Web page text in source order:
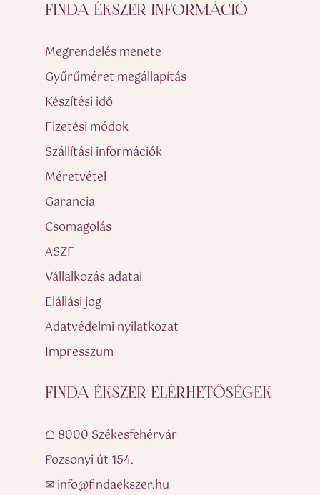
FINDA ÉKSZER INFORMÁCIÓ
Megrendelés menete
Gyűrűméret megállapítás
Készítési idő
Fizetési módok
Szállítási információk
Méretvétel
Garancia
Csomagolás
ASZF
Vállalkozás adatai
Elállási jog
Adatvédelmi nyilatkozat
Impresszum
FINDA ÉKSZER ELÉRHETŐSÉGEK
☖ 8000 Székesfehérvár
Pozsonyi út 154.
✉ info@findaekszer.hu